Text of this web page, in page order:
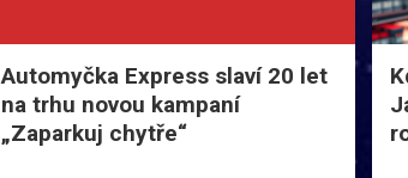
Automyčka Express slaví 20 let
na trhu novou kampaní
„Zaparkuj chytře“